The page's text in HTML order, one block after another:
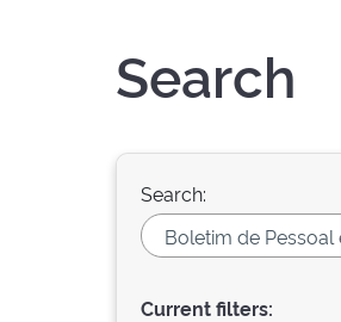
Search
Search:
Current filters: